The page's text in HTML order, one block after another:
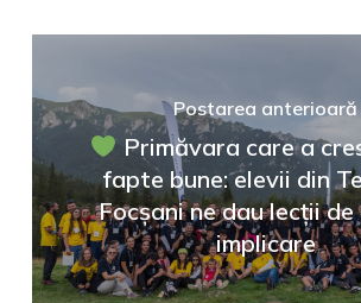
Postarea anterioară
Primăvara care a
fapte bune: elevii din
Focșani ne dau lecții
implicare